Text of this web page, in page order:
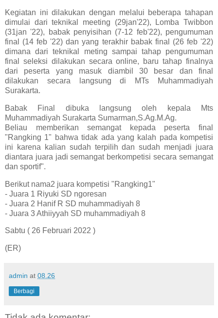
Kegiatan ini dilakukan dengan melalui beberapa tahapan
dimulai dari teknikal meeting (29jan'22), Lomba Twibbon
(31jan '22), babak penyisihan (7-12 feb'22), pengumuman
final (14 feb '22) dan yang terakhir babak final (26 feb '22)
dimana dari teknikal meting sampai tahap pengumuman
final seleksi dilakukan secara online, baru tahap finalnya
dari peserta yang masuk diambil 30 besar dan final
dilakukan secara langsung di MTs Muhammadiyah
Surakarta.
Babak Final dibuka langsung oleh kepala Mts
Muhammadiyah Surakarta Sumarman,S.Ag.M.Ag.
Beliau memberikan semangat kepada peserta final
"Rangking 1" bahwa tidak ada yang kalah pada kompetisi
ini karena kalian sudah terpilih dan sudah menjadi juara
diantara juara jadi semangat berkompetisi secara semangat
dan sportif".
Berikut nama2 juara kompetisi "Rangking1"
- Juara 1 Riyuki SD ngoresan
- Juara 2 Hanif R SD muhammadiyah 8
- Juara 3 Athiiyyah SD muhammadiyah 8
Sabtu ( 26 Februari 2022 )
(ER)
admin at 08.26
Berbagi